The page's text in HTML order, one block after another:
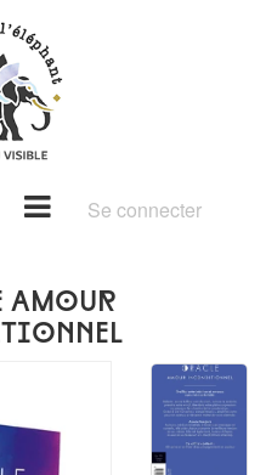
Se connecter
Amour